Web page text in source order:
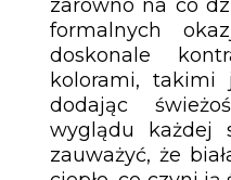
zarówno na co
formalnych
doskonale
kolorami, takimi
dodając
wyglądu każdej
zauważyć, że